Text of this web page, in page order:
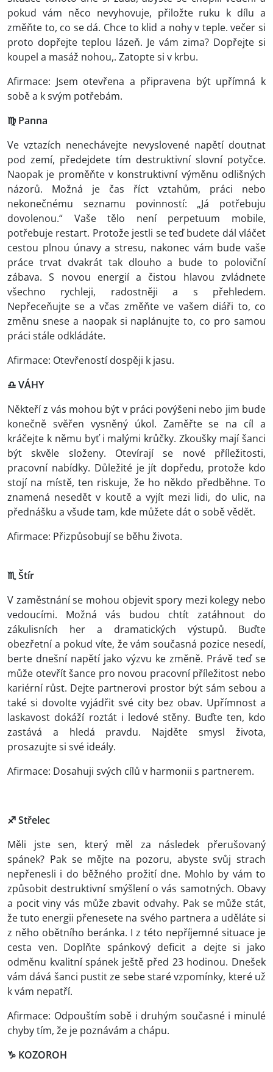
pokud vám něco nevyhovuje, přiložte ruku k dílu a
změňte to, co se dá. Chce to klid a nohy v teple. večer si
proto dopřejte teplou lázeň. Je vám zima? Dopřejte si
koupel a masáž nohou,. Zatopte si v krbu.
Afirmace: Jsem otevřena a připravena být upřímná k
sobě a k svým potřebám.
♍ Panna
Ve vztazích nenechávejte nevyslovené napětí doutnat
pod zemí, předejdete tím destruktivní slovní potyčce.
Naopak je proměňte v konstruktivní výměnu odlišných
názorů. Možná je čas říct vztahům, práci nebo
nekonečnému seznamu povinností: „Já potřebuju
dovolenou.“ Vaše tělo není perpetuum mobile,
potřebuje restart. Protože jestli se teď budete dál vláčet
cestou plnou únavy a stresu, nakonec vám bude vaše
práce trvat dvakrát tak dlouho a bude to poloviční
zábava. S novou energií a čistou hlavou zvládnete
všechno rychleji, radostněji a s přehledem.
Nepřeceňujte se a včas změňte ve vašem diáři to, co
změnu snese a naopak si naplánujte to, co pro samou
práci stále odkládáte.
Afirmace: Otevřeností dospěji k jasu.
♎ VÁHY
Někteří z vás mohou být v práci povýšeni nebo jim bude
konečně svěřen vysněný úkol. Zaměřte se na cíl a
kráčejte k němu byť i malými krůčky. Zkoušky mají šanci
být skvěle složeny. Otevírají se nové příležitosti,
pracovní nabídky. Důležité je jít dopředu, protože kdo
stojí na místě, ten riskuje, že ho někdo předběhne. To
znamená nesedět v koutě a vyjít mezi lidi, do ulic, na
přednášku a všude tam, kde můžete dát o sobě vědět.
Afirmace: Přizpůsobují se běhu života.
♏ Štír
V zaměstnání se mohou objevit spory mezi kolegy nebo
vedoucími. Možná vás budou chtít zatáhnout do
zákulisních her a dramatických výstupů. Buďte
obezřetní a pokud víte, že vám současná pozice nesedí,
berte dnešní napětí jako výzvu ke změně. Právě teď se
může otevřít šance pro novou pracovní příležitost nebo
kariérní růst. Dejte partnerovi prostor být sám sebou a
také si dovolte vyjádřit své city bez obav. Upřímnost a
laskavost dokáží roztát i ledové stěny. Buďte ten, kdo
zastává a hledá pravdu. Najděte smysl života,
prosazujte si své ideály.
Afirmace: Dosahuji svých cílů v harmonii s partnerem.
♐ Střelec
Měli jste sen, který měl za následek přerušovaný
spánek? Pak se mějte na pozoru, abyste svůj strach
nepřenesli i do běžného prožití dne. Mohlo by vám to
způsobit destruktivní smýšlení o vás samotných. Obavy
a pocit viny vás může zbavit odvahy. Pak se může stát,
že tuto energii přenesete na svého partnera a uděláte si
z něho obětního beránka. I z této nepříjemné situace je
cesta ven. Doplňte spánkový deficit a dejte si jako
odměnu kvalitní spánek ještě před 23 hodinou. Dnešek
vám dává šanci pustit ze sebe staré vzpomínky, které už
k vám nepatří.
Afirmace: Odpouštím sobě i druhým současné i minulé
chyby tím, že je poznávám a chápu.
♑ KOZOROH